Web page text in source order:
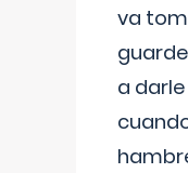
va
a